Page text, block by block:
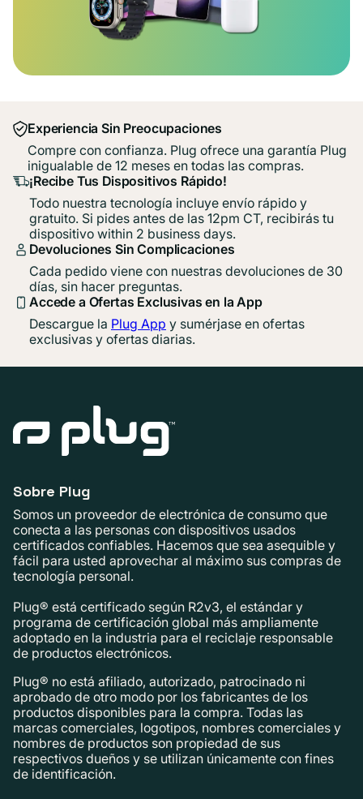
Experiencia Sin Preocupaciones
Compre con confianza. Plug ofrece una garantía Plug
inigualable de 12 meses en todas las compras.
¡Recibe Tus Dispositivos Rápido!
Todo nuestra tecnología incluye envío rápido y
gratuito. Si pides antes de las 12pm CT, recibirás tu
dispositivo within 2 business days.
Devoluciones Sin Complicaciones
Cada pedido viene con nuestras devoluciones de 30
días, sin hacer preguntas.
Accede a Ofertas Exclusivas en la App
Descargue la Plug App y sumérjase en ofertas
exclusivas y ofertas diarias.
Sobre Plug
Somos un proveedor de electrónica de consumo que
conecta a las personas con dispositivos usados ​​
certificados confiables. Hacemos que sea asequible y
fácil para usted aprovechar al máximo sus compras de
tecnología personal.
Plug® está certificado según R2v3, el estándar y
programa de certificación global más ampliamente
adoptado en la industria para el reciclaje responsable
de productos electrónicos.
Plug® no está afiliado, autorizado, patrocinado ni
aprobado de otro modo por los fabricantes de los
productos disponibles para la compra. Todas las
marcas comerciales, logotipos, nombres comerciales y
nombres de productos son propiedad de sus
respectivos dueños y se utilizan únicamente con fines
de identificación.